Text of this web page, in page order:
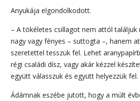
Anyukája elgondolkodott.
– A tökéletes csillagot nem attól találjuk
nagy vagy fényes – suttogta –, hanem
szeretettel tesszük fel. Lehet
régi családi dísz, vagy akár kézzel
együtt válasszuk és együtt helyezzük fel.
Ádámnak eszébe jutott, hogy a múlt